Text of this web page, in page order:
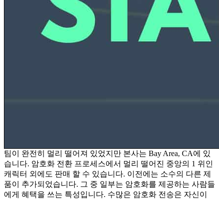
팀이 완전히 멀리 떨어져 있었지만 본사는 Bay Area, CA에 있
습니다. 암호화 전환 프로세스에서 멀리 떨어진 중앙의 1 위인
캐릭터 외에도 판매 할 수 있습니다. 이전에는 소수의 다른 제
품이 추가되었습니다. 그 중 일부는 암호화를 제공하는 사람들
에게 혜택을 쓰는 특성입니다. 수많은 암호화 전송은 자신이